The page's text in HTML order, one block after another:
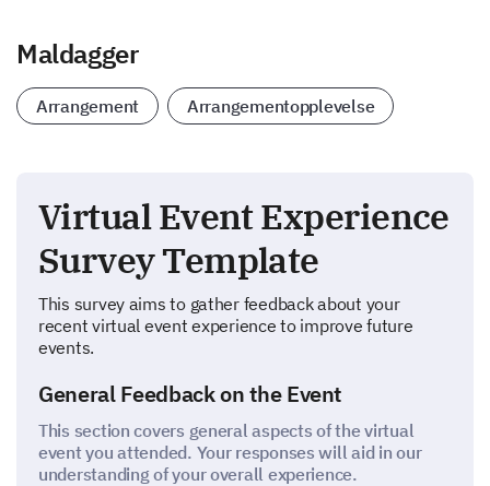
Maldagger
Arrangement Arrangementopplevelse
Virtual Event Experience
Survey Template
This survey aims to gather feedback about your
recent virtual event experience to improve future
events.
General Feedback on the Event
This section covers general aspects of the virtual
event you attended. Your responses will aid in our
understanding of your overall experience.